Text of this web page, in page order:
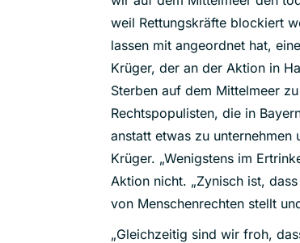
weil Rettungskräfte blockiert
lassen mit angeordnet hat,
Krüger, der an der Aktion in
Sterben auf dem Mittelmeer
Rechtspopulisten, die in
anstatt etwas zu unternehmen
Krüger. „Wenigstens im
Aktion nicht. „Zynisch ist,
von Menschenrechten stellt
„Gleichzeitig sind wir froh,